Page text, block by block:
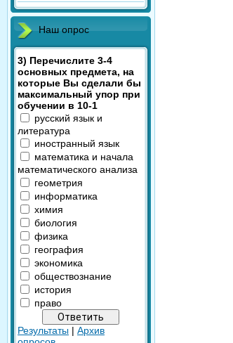
Наш опрос
3) Перечислите 3-4
основных предмета, на
которые Вы сделали бы
максимальный упор при
обучении в 10-1
русский язык и
литература
иностранный язык
математика и начала
математического анализа
геометрия
информатика
химия
биология
физика
география
экономика
обществознание
история
право
Результаты | Архив